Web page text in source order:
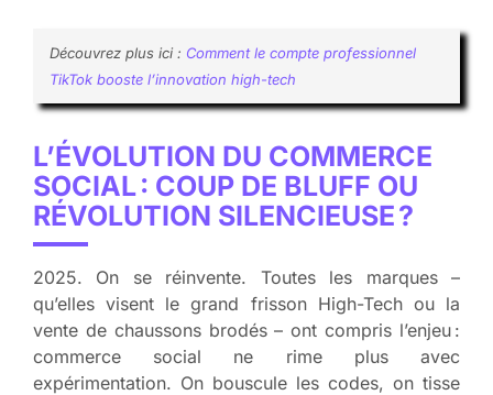
Découvrez plus ici : Comment le compte professionnel
TikTok booste l’innovation high-tech
L’ÉVOLUTION DU COMMERCE
SOCIAL : COUP DE BLUFF OU
RÉVOLUTION SILENCIEUSE ?
2025. On se réinvente. Toutes les marques –
qu’elles visent le grand frisson High-Tech ou la
vente de chaussons brodés – ont compris l’enjeu :
commerce social ne rime plus avec
expérimentation. On bouscule les codes, on tisse